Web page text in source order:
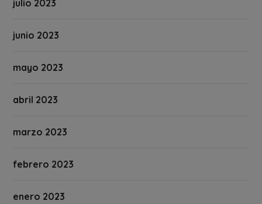
julio 2023
junio 2023
mayo 2023
abril 2023
marzo 2023
febrero 2023
enero 2023